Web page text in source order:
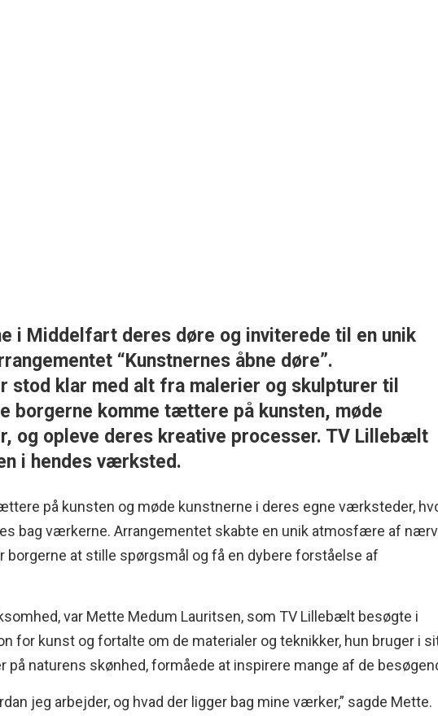
i Middelfart deres døre og inviterede til en unik
“Kunstnernes åbne døre”.
stod klar med alt fra malerier og skulpturer til
borgerne komme tættere på kunsten, møde
og opleve deres kreative processer. TV Lillebælt
i hendes værksted.
på kunsten og møde kunstnerne i deres egne værksteder,
bag værkerne. Arrangementet skabte en unik atmosfære af
borgerne at stille spørgsmål og få en dybere forståelse af
var Mette Medum Lauritsen, som TV Lillebælt besøgte i
for kunst og fortalte om de materialer og teknikker, hun bruger i
naturens skønhed, formåede at inspirere mange af de
jeg arbejder, og hvad der ligger bag mine værker,” sagde Mette.